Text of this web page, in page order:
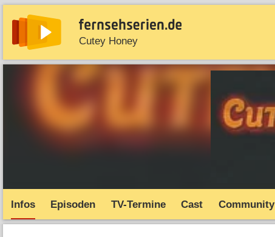
Cutey Honey
News Entdecken Streaming
Infos Episoden TV-Termine Cast Community